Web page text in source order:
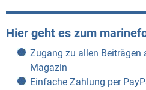
Hier geht es zum
Zugang zu allen Beiträgen
Magazin
Einfache Zahlung per